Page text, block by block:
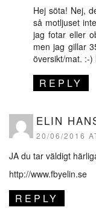
Hej söta! Nej,
så motljuset
jag fotar eller
men jag gillar
översikt/mat. :-)
REPLY
ELIN
20/06/2016
JA du tar väldigt
http://www.fbyelin.se
REPLY